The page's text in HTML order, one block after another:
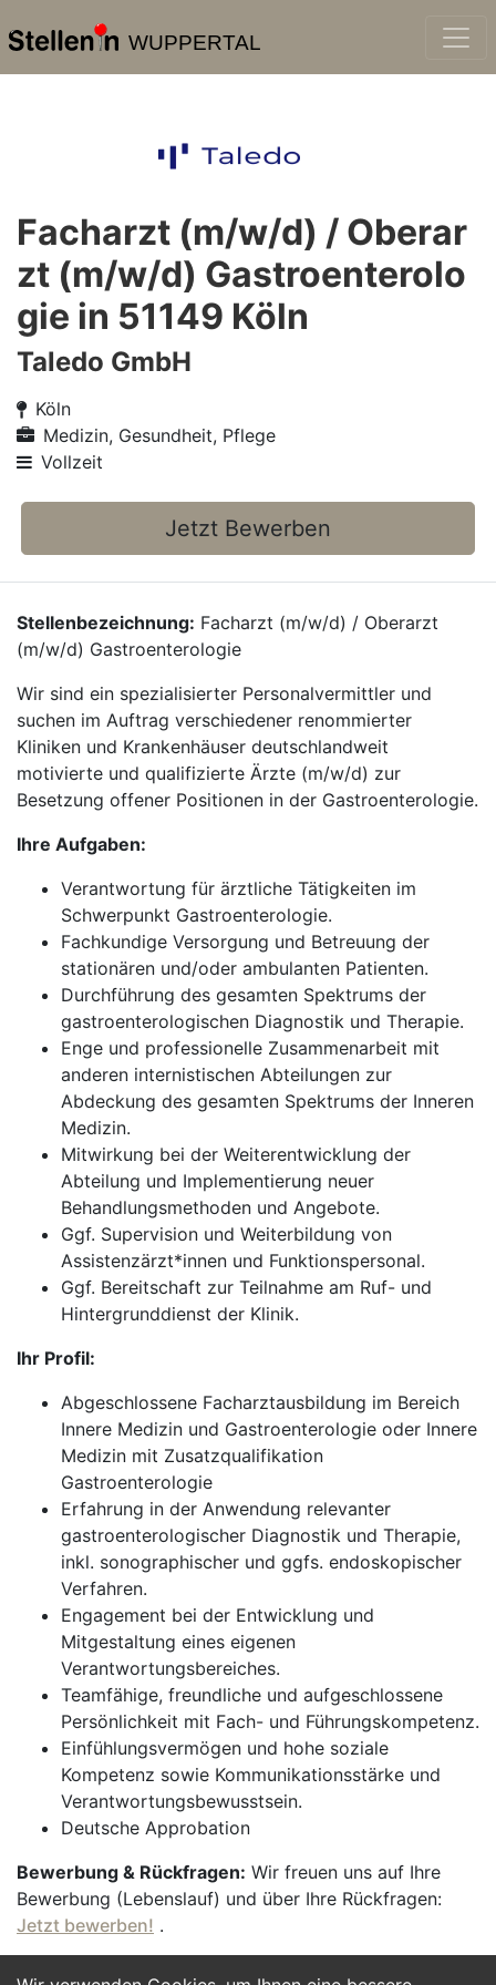
WUPPERTAL
Facharzt (m/w/d) / Oberar
zt (m/w/d) Gastroenterolo
gie in 51149 Köln
Taledo GmbH
Köln
Medizin, Gesundheit, Pflege
Vollzeit
Jetzt Bewerben
Stellenbezeichnung: Facharzt (m/w/d) / Oberarzt
(m/w/d) Gastroenterologie
Wir sind ein spezialisierter Personalvermittler und
suchen im Auftrag verschiedener renommierter
Kliniken und Krankenhäuser deutschlandweit
motivierte und qualifizierte Ärzte (m/w/d) zur
Besetzung offener Positionen in der Gastroenterologie.
Ihre Aufgaben:
Verantwortung für ärztliche Tätigkeiten im
Schwerpunkt Gastroenterologie.
Fachkundige Versorgung und Betreuung der
stationären und/oder ambulanten Patienten.
Durchführung des gesamten Spektrums der
gastroenterologischen Diagnostik und Therapie.
Enge und professionelle Zusammenarbeit mit
anderen internistischen Abteilungen zur
Abdeckung des gesamten Spektrums der Inneren
Medizin.
Mitwirkung bei der Weiterentwicklung der
Abteilung und Implementierung neuer
Behandlungsmethoden und Angebote.
Ggf. Supervision und Weiterbildung von
Assistenzärzt*innen und Funktionspersonal.
Ggf. Bereitschaft zur Teilnahme am Ruf- und
Hintergrunddienst der Klinik.
Ihr Profil:
Abgeschlossene Facharztausbildung im Bereich
Innere Medizin und Gastroenterologie oder Innere
Medizin mit Zusatzqualifikation
Gastroenterologie
Erfahrung in der Anwendung relevanter
gastroenterologischer Diagnostik und Therapie,
inkl. sonographischer und ggfs. endoskopischer
Verfahren.
Engagement bei der Entwicklung und
Mitgestaltung eines eigenen
Verantwortungsbereiches.
Teamfähige, freundliche und aufgeschlossene
Persönlichkeit mit Fach- und Führungskompetenz.
Einfühlungsvermögen und hohe soziale
Kompetenz sowie Kommunikationsstärke und
Verantwortungsbewusstsein.
Deutsche Approbation
Bewerbung & Rückfragen: Wir freuen uns auf Ihre
Bewerbung (Lebenslauf) und über Ihre Rückfragen:
Jetzt bewerben! .